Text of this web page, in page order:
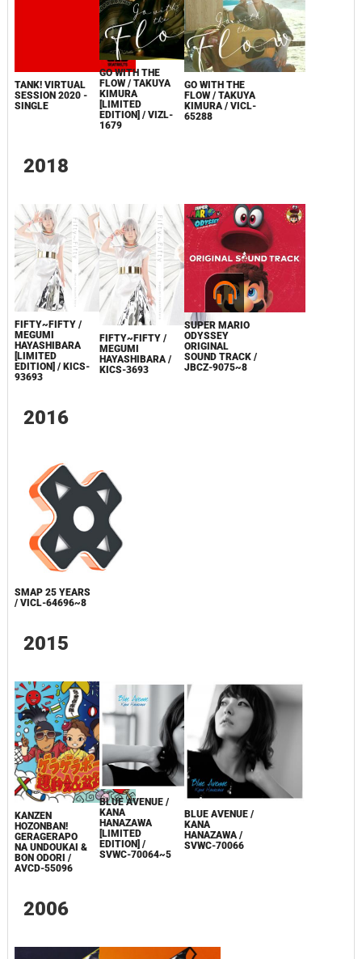
TANK! VIRTUAL
SESSION 2020 -
SINGLE
GO WITH THE
FLOW / TAKUYA
KIMURA
[LIMITED
EDITION] / VIZL-
1679
GO WITH THE
FLOW / TAKUYA
KIMURA / VICL-
65288
2018
FIFTY~FIFTY /
MEGUMI
HAYASHIBARA
[LIMITED
EDITION] / KICS-
93693
FIFTY~FIFTY /
MEGUMI
HAYASHIBARA /
KICS-3693
SUPER MARIO
ODYSSEY
ORIGINAL
SOUND TRACK /
JBCZ-9075~8
2016
SMAP 25 YEARS
/ VICL-64696~8
2015
KANZEN
HOZONBAN!
GERAGERAPO
NA UNDOUKAI &
BON ODORI /
AVCD-55096
BLUE AVENUE /
KANA
HANAZAWA
[LIMITED
EDITION] /
SVWC-70064~5
BLUE AVENUE /
KANA
HANAZAWA /
SVWC-70066
2006